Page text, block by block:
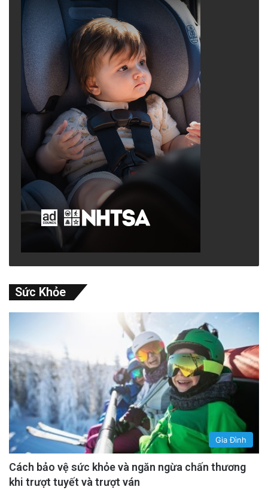
Sức Khỏe
Gia Đình
Cách bảo vệ sức khỏe và ngăn ngừa chấn thương
khi trượt tuyết và trượt ván